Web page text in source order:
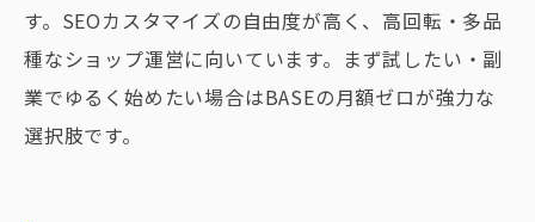
す。SEOカスタマイズの自由度が高く、高回転・多品
種なショップ運営に向いています。まず試したい・副
業でゆるく始めたい場合はBASEの月額ゼロが強力な
選択肢です。